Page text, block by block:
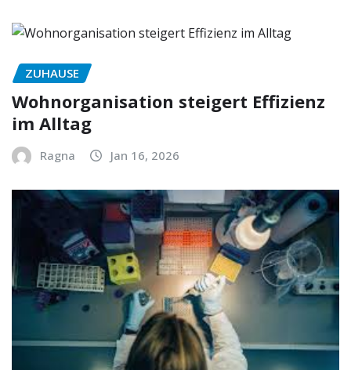
ZUHAUSE
Wohnorganisation steigert Effizienz
im Alltag
Ragna Jan 16, 2026